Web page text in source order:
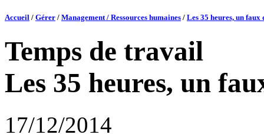
Accueil / Gérer / Management / Ressources humaines / Les 35 heures, un faux
Temps de travail
Les 35 heures, un
17/12/2014